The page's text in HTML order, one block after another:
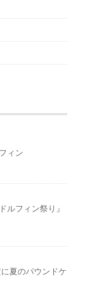
ィン
ルフィン祭り』
夏のパウンドケ